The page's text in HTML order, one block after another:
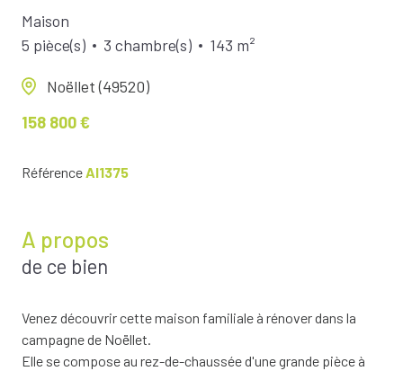
Maison
5 pièce(s)
3 chambre(s) 143 m²
Noëllet (49520)
158 800 €
RéférenceAI1375
A propos
de ce bien
Venez découvrir cette maison familiale à rénover dans la
campagne de Noëllet.
Elle se compose au rez-de-chaussée d'une grande pièce à